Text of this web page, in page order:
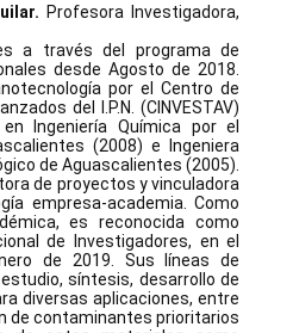
Profesora Investigadora,
a través del programa de
desde Agosto de 2018.
por el Centro de
del I.P.N. (CINVESTAV)
Ingeniería Química por el
(2008) e Ingeniera
de Aguascalientes (2005).
de proyectos y vinculadora
empresa-academia. Como
es reconocida como
de Investigadores, en el
de 2019. Sus líneas de
síntesis, desarrollo de
diversas aplicaciones, entre
de contaminantes prioritarios